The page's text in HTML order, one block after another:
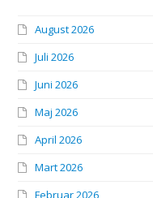
August 2026
Juli 2026
Juni 2026
Maj 2026
April 2026
Mart 2026
Februar 2026